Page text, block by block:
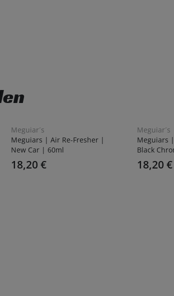
Meguiar´s
Meguiars | Air Re-Fresher |
New Car | 60ml
18,20€
Meguiar´s
Meguiars
Black
18,20 €